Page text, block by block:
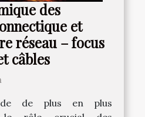
des
et
réseau – focus
câbles
de plus en plus